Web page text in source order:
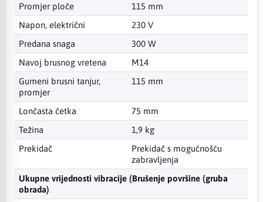
Promjer ploče
115 mm
Napon, električni
230 V
Predana snaga
300 W
Navoj brusnog vretena
M14
Gumeni brusni tanjur,
promjer
115 mm
Lončasta četka
75 mm
Težina
1,9 kg
Prekidač
Prekidač s mogućnošću
zabravljenja
Ukupne vrijednosti vibracije (Brušenje površine (gruba
obrada)